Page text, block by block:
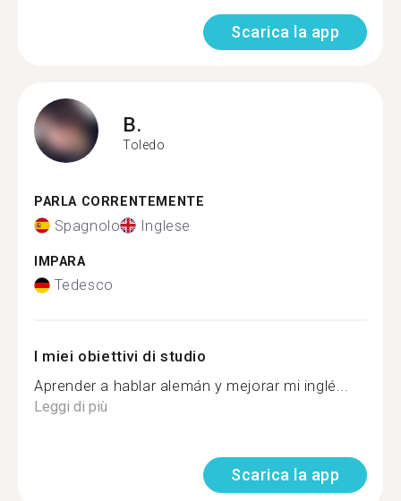
Scarica la app
B.
Toledo
PARLA CORRENTEMENTE
Spagnolo Inglese
IMPARA
Tedesco
I miei obiettivi di studio
Aprender a hablar alemán y mejorar mi inglé...
Leggi di più
Scarica la app